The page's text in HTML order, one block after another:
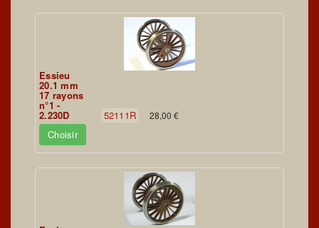
Essieu
20.1 mm
17 rayons
n°1 -
2.230D 52111R 28,00 €
Choisir